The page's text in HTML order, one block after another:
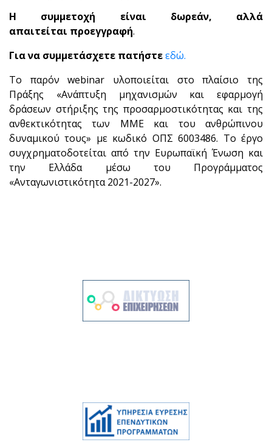
Η συμμετοχή είναι δωρεάν, αλλά
απαιτείται προεγγραφή.
Για να συμμετάσχετε πατήστεεδώ.
Το παρόν webinar υλοποιείται στο πλαίσιο της
Πράξης «Ανάπτυξη μηχανισμών και εφαρμογή
δράσεων στήριξης της προσαρμοστικότητας και της
ανθεκτικότητας των ΜΜΕ και του ανθρώπινου
δυναμικού τους» με κωδικό ΟΠΣ 6003486. Το έργο
συγχρηματοδοτείται από την Ευρωπαϊκή Ένωση και
την Ελλάδα μέσω του Προγράμματος
«Ανταγωνιστικότητα 2021-2027».